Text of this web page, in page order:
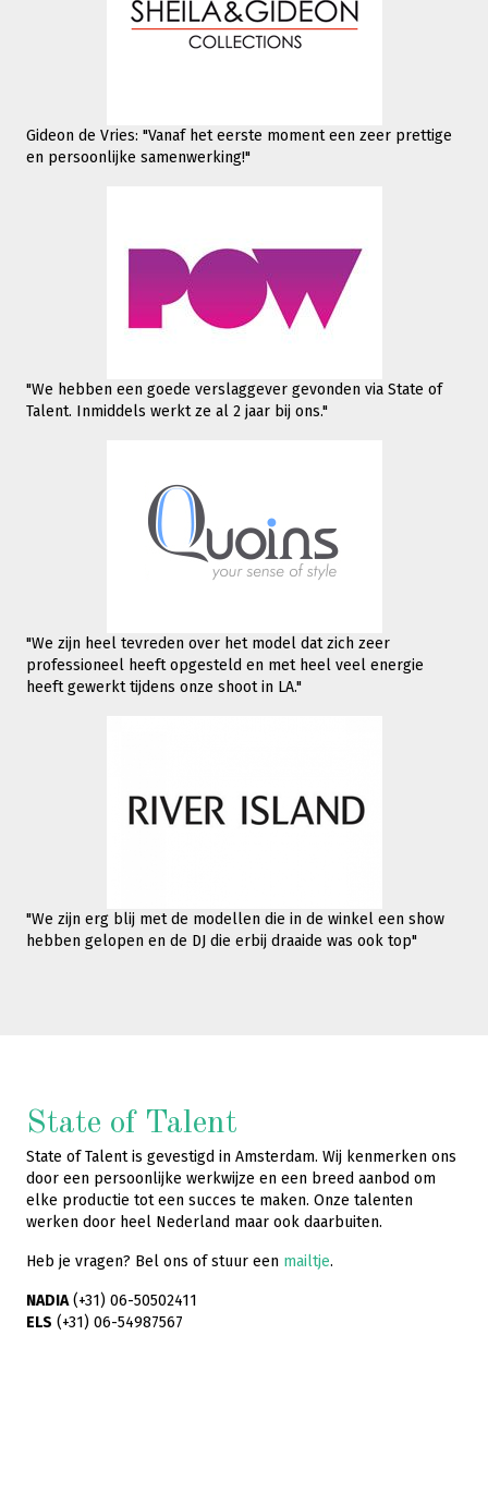
Gideon de Vries: "Vanaf het eerste moment een zeer prettige
en persoonlijke samenwerking!"
"We hebben een goede verslaggever gevonden via State of
Talent. Inmiddels werktze al 2 jaar bij ons."
"We zijn heel tevreden over het model dat zich zeer
professioneel heeft opgesteld en met heel veel energie
heeft gewerkt tijdens onze shoot in LA."
"We zijn erg blij met de modellen die in de winkel een show
hebben gelopen en de DJ die erbij draaide was ook top"
State of Talent
State of Talent is gevestigd in Amsterdam. Wij kenmerken ons
door een persoonlijke werkwijze en een breed aanbod om
elke productie tot een succes te maken. Onze talenten
werken door heel Nederland maar ook daarbuiten.
Heb je vragen? Bel ons of stuur een mailtje.
NADIA(+31) 06-50502411
ELS (+31) 06-54987567